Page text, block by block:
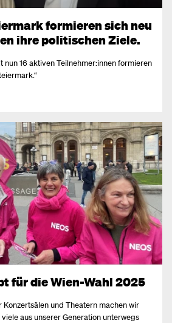
formieren sich neu
ihre politischen Ziele.
nun 16 aktiven Teilnehmer:innen formieren
für die Wien-Wahl 2025
Konzertsälen und Theatern machen wir
aus unserer Generation unterwegs